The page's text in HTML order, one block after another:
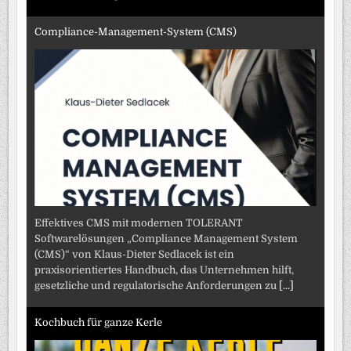
Compliance-Management-System (CMS)
Effektives CMS mit modernen TOLERANT
Softwarelösungen „Compliance Management System
(CMS)“ von Klaus-Dieter Sedlacek ist ein
praxisorientiertes Handbuch, das Unternehmen hilft,
gesetzliche und regulatorische Anforderungen zu [...]
Kochbuch für ganze Kerle